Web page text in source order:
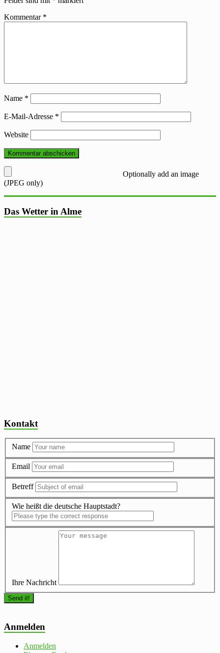
Kommentar *
Name *
E-Mail-Adresse *
Website
Optionally add an image
(JPEG only)
Das Wetter in Alme
Kontakt
Name
Email
Betreff
Wie heißt die deutsche Hauptstadt?
Ihre Nachricht
Anmelden
Anmelden